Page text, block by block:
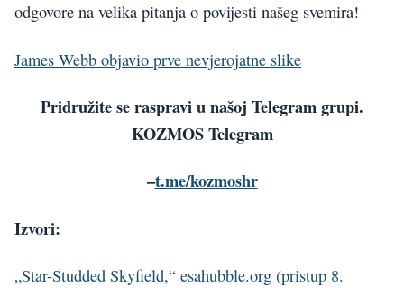
odgovore na velika pitanja o povijesti našeg svemira!
James Webb objavio prve nevjerojatne slike
Pridružite se raspravi u našoj Telegram grupi.
KOZMOS Telegram
–t.me/kozmoshr
Izvori:
„Star-Studded Skyfield,“ esahubble.org (pristup 8.